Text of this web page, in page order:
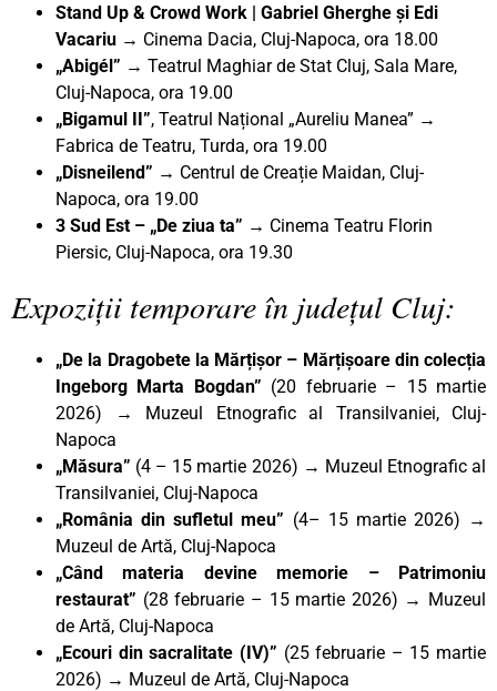
Stand Up & Crowd Work | Gabriel Gherghe și Edi
Vacariu → Cinema Dacia, Cluj-Napoca, ora 18.00
„Abigél” → Teatrul Maghiar de Stat Cluj, Sala Mare,
Cluj-Napoca, ora 19.00
„Bigamul II”, Teatrul Național „Aureliu Manea” →
Fabrica de Teatru, Turda, ora 19.00
„Disneilend” → Centrul de Creație Maidan, Cluj-
Napoca, ora 19.00
3 Sud Est – „De ziua ta” → Cinema Teatru Florin
Piersic, Cluj-Napoca, ora 19.30
Expoziții temporare în județul Cluj:
„De la Dragobete la Mărțișor – Mărțișoare din colecția
Ingeborg Marta Bogdan” (20 februarie – 15 martie
2026) → Muzeul Etnografic al Transilvaniei, Cluj-
Napoca
„Măsura” (4 – 15 martie 2026) → Muzeul Etnografic al
Transilvaniei, Cluj-Napoca
„România din sufletul meu” (4– 15 martie 2026) →
Muzeul de Artă, Cluj-Napoca
„Când materia devine memorie – Patrimoniu
restaurat” (28 februarie – 15 martie 2026) → Muzeul
de Artă, Cluj-Napoca
„Ecouri din sacralitate (IV)” (25 februarie – 15 martie
2026) → Muzeul de Artă, Cluj-Napoca